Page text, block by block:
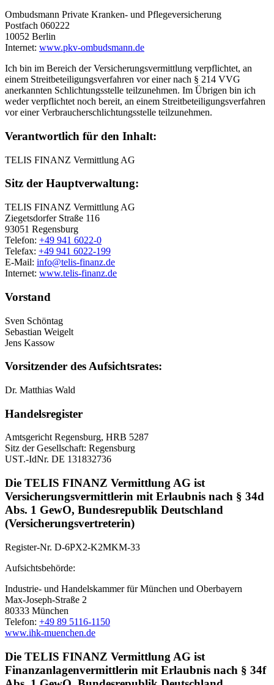
Ombudsmann Private Kranken- und Pflegeversicherung
Postfach 060222
10052 Berlin
Internet: www.pkv-ombudsmann.de
Ich bin im Bereich der Versicherungsvermittlung verpflichtet, an
einem Streitbeteiligungsverfahren vor einer nach § 214 VVG
anerkannten Schlichtungsstelle teilzunehmen. Im Übrigen bin ich
weder verpflichtet noch bereit, an einem Streitbeteiligungsverfahren
vor einer Verbraucherschlichtungsstelle teilzunehmen.
Verantwortlich für den Inhalt:
TELIS FINANZ Vermittlung AG
Sitz der Hauptverwaltung:
TELIS FINANZ Vermittlung AG
Ziegetsdorfer Straße 116
93051 Regensburg
Telefon: +49 941 6022-0
Telefax: +49 941 6022-199
E-Mail: info@telis-finanz.de
Internet: www.telis-finanz.de
Vorstand
Sven Schöntag
Sebastian Weigelt
Jens Kassow
Vorsitzender des Aufsichtsrates:
Dr. Matthias Wald
Handelsregister
Amtsgericht Regensburg, HRB 5287
Sitz der Gesellschaft: Regensburg
UST.-IdNr. DE 131832736
Die TELIS FINANZ Vermittlung AG ist
Versicherungsvermittlerin mit Erlaubnis nach § 34d
Abs. 1 GewO, Bundesrepublik Deutschland
(Versicherungsvertreterin)
Register-Nr. D-6PX2-K2MKM-33
Aufsichtsbehörde:
Industrie- und Handelskammer für München und Oberbayern
Max-Joseph-Straße 2
80333 München
Telefon: +49 89 5116-1150
www.ihk-muenchen.de
Die TELIS FINANZ Vermittlung AG ist
Finanzanlagenvermittlerin mit Erlaubnis nach § 34f